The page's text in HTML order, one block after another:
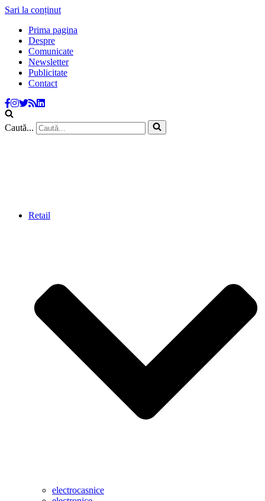
Sari la conținut
Prima pagina
Despre
Comunicate
Newsletter
Publicitate
Contact
Caută...
Retail
electrocasnice